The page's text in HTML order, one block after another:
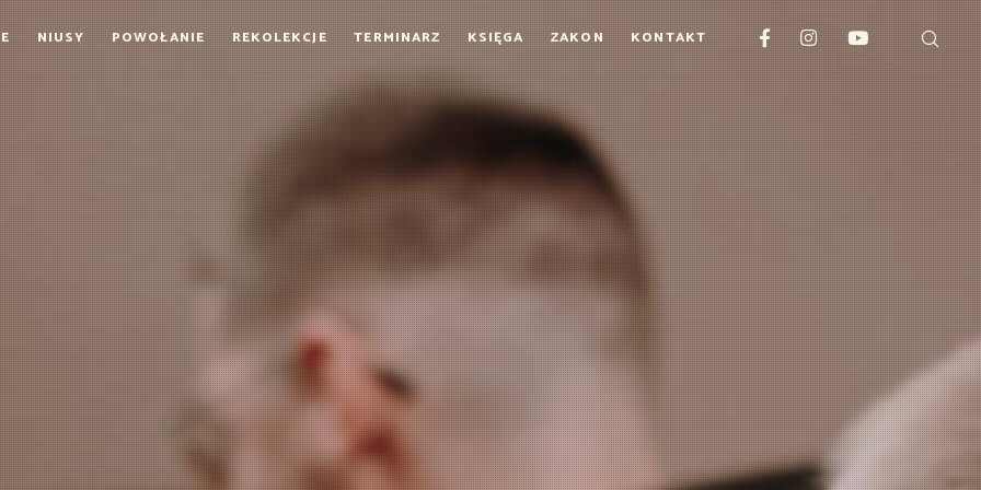
NIUSY POWOŁANIE REKOLEKCJE TERMINARZ KSIĘGA ZAKON KONTAKT